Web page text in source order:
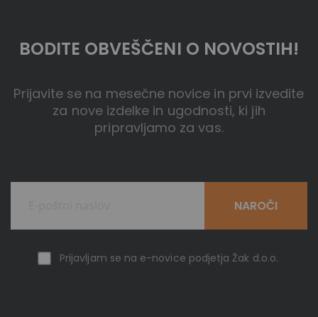
BODITE OBVEŠČENI O NOVOSTIH!
Prijavite se na mesečne novice in prvi izvedite
za nove izdelke in ugodnosti, ki jih
pripravljamo za vas.
Prijavljam se na e-novice podjetja Žak d.o.o.
NAROČI